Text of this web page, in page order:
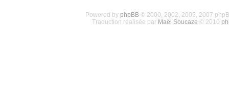
Powered by phpBB© 2000, 2002, 2005, 2007
Traduction réalisée par Maël Soucaze © 2010